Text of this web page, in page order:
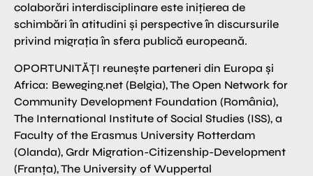
colaborări interdisciplinare este inițierea de
schimbări în atitudini și perspective în discursurile
privind migrația în sfera publică europeană.
OPORTUNITĂȚI reunește parteneri din Europa și
Africa: Beweging.net (Belgia), The Open Network for
Community Development Foundation (România),
The International Institute of Social Studies (ISS), a
Faculty of the Erasmus University Rotterdam
(Olanda), Grdr Migration-Citizenship-Development
(Franța), The University of Wuppertal